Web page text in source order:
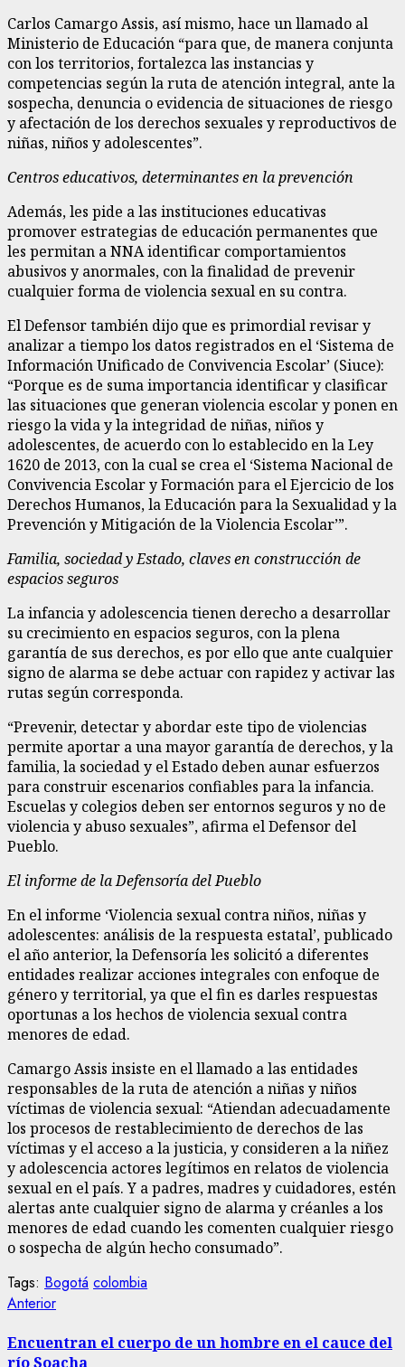
Carlos Camargo Assis, así mismo, hace un llamado al
Ministerio de Educación “para que, de manera conjunta
con los territorios, fortalezca las instancias y
competencias según la ruta de atención integral, ante la
sospecha, denuncia o evidencia de situaciones de riesgo
y afectación de los derechos sexuales y reproductivos de
niñas, niños y adolescentes”.
Centros educativos, determinantes en la prevención
Además, les pide a las instituciones educativas
promover estrategias de educación permanentes que
les permitan a NNA identificar comportamientos
abusivos y anormales, con la finalidad de prevenir
cualquier forma de violencia sexual en su contra.
El Defensor también dijo que es primordial revisar y
analizar a tiempo los datos registrados en el ‘Sistema de
Información Unificado de Convivencia Escolar’ (Siuce):
“Porque es de suma importancia identificar y clasificar
las situaciones que generan violencia escolar y ponen en
riesgo la vida y la integridad de niñas, niños y
adolescentes, de acuerdo con lo establecido en la Ley
1620 de 2013, con la cual se crea el ‘Sistema Nacional de
Convivencia Escolar y Formación para el Ejercicio de los
Derechos Humanos, la Educación para la Sexualidad y la
Prevención y Mitigación de la Violencia Escolar’”.
Familia, sociedad y Estado, claves en construcción de
espacios seguros
La infancia y adolescencia tienen derecho a desarrollar
su crecimiento en espacios seguros, con la plena
garantía de sus derechos, es por ello que ante cualquier
signo de alarma se debe actuar con rapidez y activar las
rutas según corresponda.
“Prevenir, detectar y abordar este tipo de violencias
permite aportar a una mayor garantía de derechos, y la
familia, la sociedad y el Estado deben aunar esfuerzos
para construir escenarios confiables para la infancia.
Escuelas y colegios deben ser entornos seguros y no de
violencia y abuso sexuales”, afirma el Defensor del
Pueblo.
El informe de la Defensoría del Pueblo
En el informe ‘Violencia sexual contra niños, niñas y
adolescentes: análisis de la respuesta estatal’, publicado
el año anterior, la Defensoría les solicitó a diferentes
entidades realizar acciones integrales con enfoque de
género y territorial, ya que el fin es darles respuestas
oportunas a los hechos de violencia sexual contra
menores de edad.
Camargo Assis insiste en el llamado a las entidades
responsables de la ruta de atención a niñas y niños
víctimas de violencia sexual: “Atiendan adecuadamente
los procesos de restablecimiento de derechos de las
víctimas y el acceso a la justicia, y consideren a la niñez
y adolescencia actores legítimos en relatos de violencia
sexual en el país. Y a padres, madres y cuidadores, estén
alertas ante cualquier signo de alarma y créanles a los
menores de edad cuando les comenten cualquier riesgo
o sospecha de algún hecho consumado”.
Tags: Bogotá colombia
Sigue
leyendo
AnteriorEntrada
Encuentran el cuerpo de un hombre en el cauce del
río Soacha